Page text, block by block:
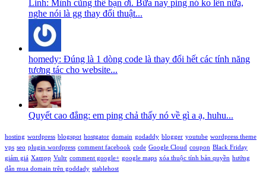
Linh: Mình cũng thế bạn ơi. Bữa nay ping nó ko lên nữa,
nghe nói là gg thay đổi thuật...
homedy: Đúng là 1 dòng code là thay đổi hết các tính năng
tương tác cho website...
Quyết cao đẳng: em ping chả thấy nó về gì a ạ, huhu...
hosting wordpress blogspot hostgator domain godaddy blogger youtube wordpress theme
vps seo plugin wordpress comment facebook code Google Cloud coupon Black Friday
giảm giá Xampp Vultr comment google+ google maps xóa thuộc tính bản quyền hướng
dẫn mua domain trên goddady stablehost